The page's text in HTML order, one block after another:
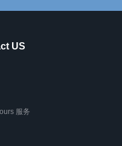
US
服务